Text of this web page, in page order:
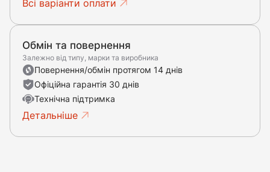
Всі варіанти оплати
Обмін та повернення
Залежно від типу, марки та виробника
Повернення/обмін протягом 14 днів
Офіційна гарантія 30 днів
Технічна підтримка
Детальніше